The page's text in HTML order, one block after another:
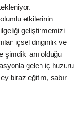
etkilerinin
geliştirmemizi
içsel dinginlik ve
şimdiki anı olduğu
gelen iç huzuru
biraz eğitim, sabır